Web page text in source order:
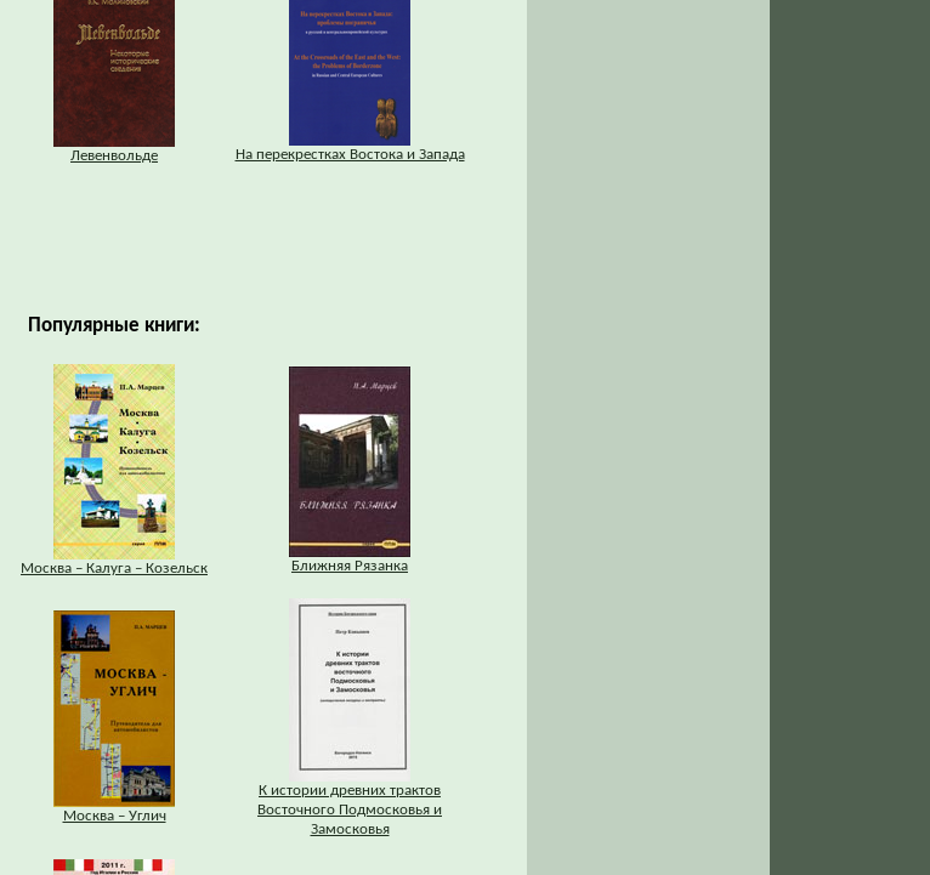
Левенвольде На перекрестках Востока и Запада
Популярные книги:
Москва – Калуга – Козельск Ближняя Рязанка
Москва – Углич
К истории древних трактов
Восточного Подмосковья и
Замосковья